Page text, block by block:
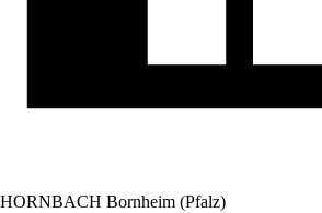
HORNBACH Bornheim (Pfalz)